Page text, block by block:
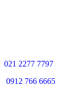
021 2277 7797
0912 766 6665